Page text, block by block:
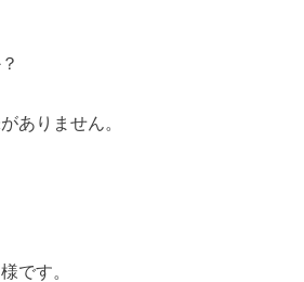
ありません。
です。